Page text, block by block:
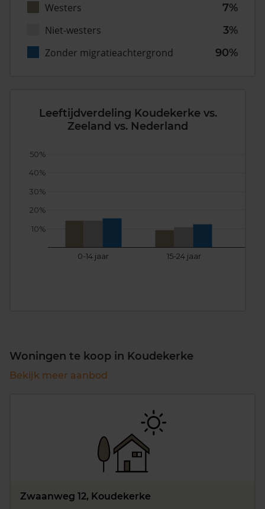
Westers
7%
Niet-westers
3%
Zonder migratieachtergrond
90%
Leeftijdverdeling Koudekerke vs.
Zeeland vs. Nederland
0-14 jaar 15-24 jaar
10%
20%
30%
40%
50%
Woningen te koop in Koudekerke
Bekijk meer aanbod
Zwaanweg 12, Koudekerke